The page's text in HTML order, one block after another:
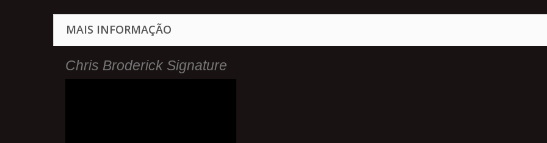
MAIS INFORMAÇÃO
Chris Broderick Signature